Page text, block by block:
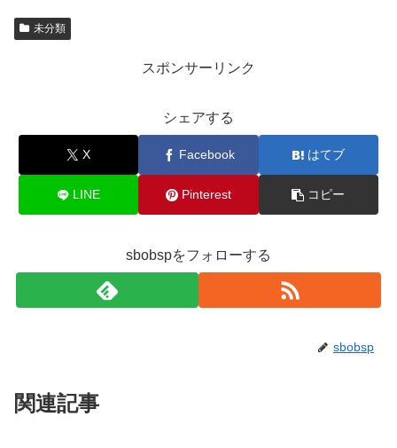
未分類
スポンサーリンク
シェアする
X Facebook はてブ
LINE Pinterest コピー
sbobspをフォローする
sbobsp
関連記事